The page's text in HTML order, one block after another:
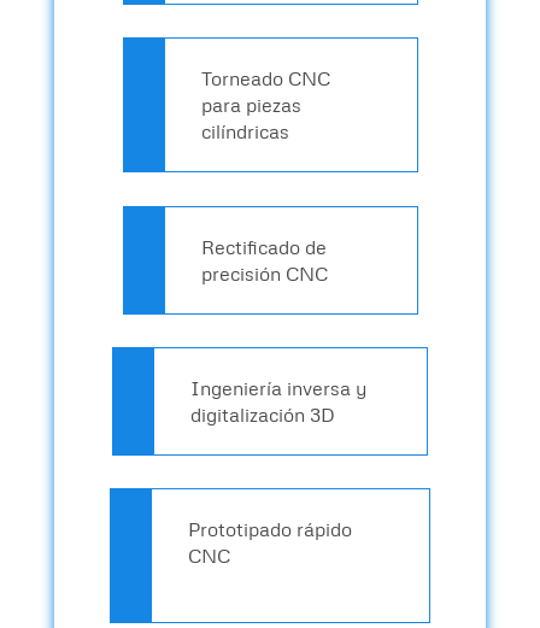
Torneado CNC
para piezas
cilíndricas
Rectificado de
precisión CNC
Ingeniería inversa y
digitalización 3D
Prototipado rápido
CNC